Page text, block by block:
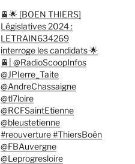
🚆🌟 [BOEN THIERS]
Législatives 2024 :
LETRAIN634269
interroge les candidats 🌟
🚆| @RadioScoopInfos
@JPIerre_Taite
@AndreChassaigne
@tl7loire
@RCFSaintEtienne
@bleustetienne
#reouverture #ThiersBoën
@FBAuvergne
@Leprogresloire